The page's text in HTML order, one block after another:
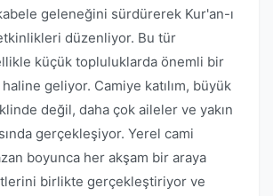
geleneğini sürdürerek Kur'an-ı
düzenliyor. Bu tür
küçük topluluklarda önemli bir
geliyor. Camiye katılım, büyük
değil, daha çok aileler ve yakın
gerçekleşiyor. Yerel cami
boyunca her akşam bir araya
birlikte gerçekleştiriyor ve